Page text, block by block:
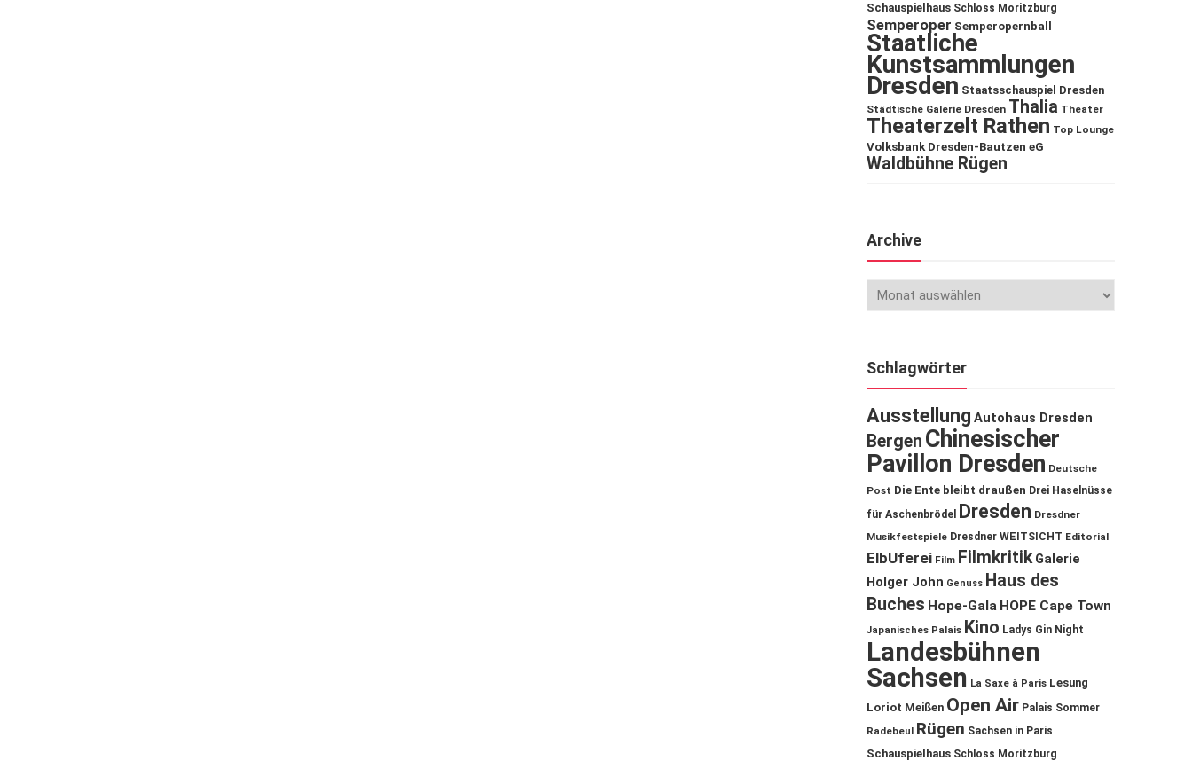
Schauspielhaus Schloss Moritzburg
Semperoper Semperopernball
Staatliche
Kunstsammlungen
Dresden Staatsschauspiel Dresden
Städtische Galerie Dresden Thalia Theater
Theaterzelt Rathen Top Lounge
Volksbank Dresden-Bautzen eG
Waldbühne Rügen
Archive
Schlagwörter
Ausstellung Autohaus Dresden
Bergen Chinesischer
Pavillon Dresden Deutsche
Post Die Ente bleibt draußen Drei Haselnüsse
für Aschenbrödel
Dresden Dresdner
Musikfestspiele Dresdner WEITSICHT Editorial
ElbUferei Film Filmkritik Galerie
Holger John Genuss Haus des
Buches Hope-Gala HOPE Cape Town
Japanisches Palais Kino Ladys Gin Night
Landesbühnen
Sachsen La Saxe à Paris Lesung
Loriot Meißen Open Air Palais Sommer
Radebeul Rügen Sachsen in Paris
Schauspielhaus Schloss Moritzburg